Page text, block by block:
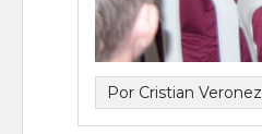
Por Cristian Veronez